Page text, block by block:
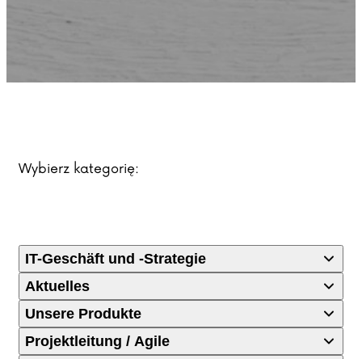
Wybierz kategorię:
IT-Geschäft und -Strategie
Aktuelles
Unsere Produkte
Projektleitung / Agile